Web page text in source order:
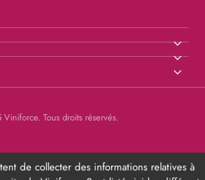
Tous droits réservés.
de collecter des informations relatives à